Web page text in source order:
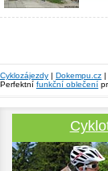
Cyklozájezdy | Dokempu.cz |
Perfektní funkční oblečení